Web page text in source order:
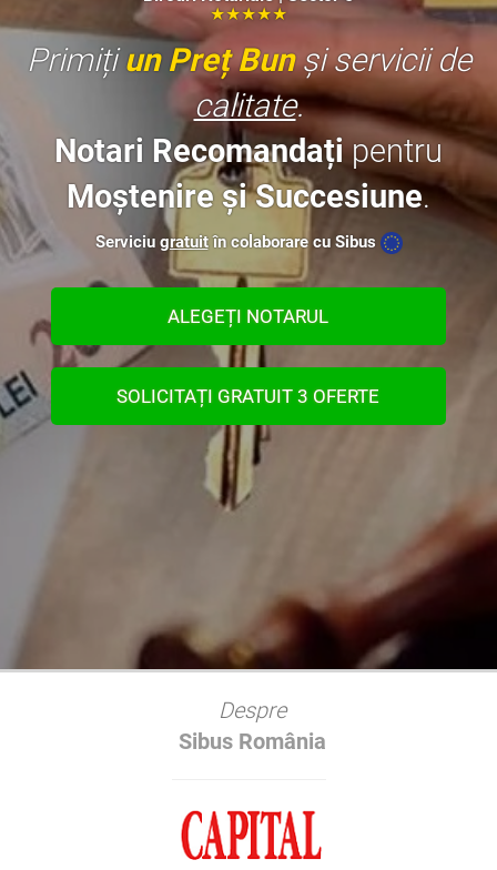
★★★★★
Primițiun Preț Bunși servicii de
calitate.
Notari Recomandațipentru
Moștenire și Succesiune.
Serviciu gratuitîn colaborare cu Sibus
ALEGEȚI NOTARUL
SOLICITAȚI GRATUIT 3 OFERTE
Despre
Sibus România